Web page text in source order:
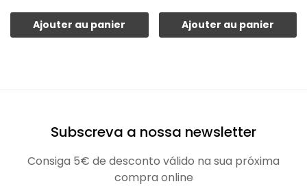
Ajouter au panier Ajouter au panier
Subscreva a nossa newsletter
Consiga 5€ de desconto válido na sua próxima
compra online